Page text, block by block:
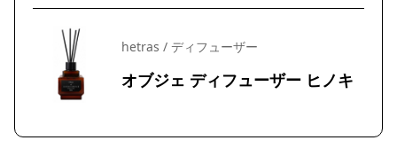
hetras / ディフューザー
オブジェ ディフューザー ヒノキ